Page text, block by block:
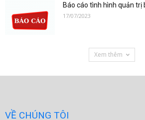
Báo cáo tình hình quản trị
17/07/2023
Xem thêm
VỀ CHÚNG TÔI